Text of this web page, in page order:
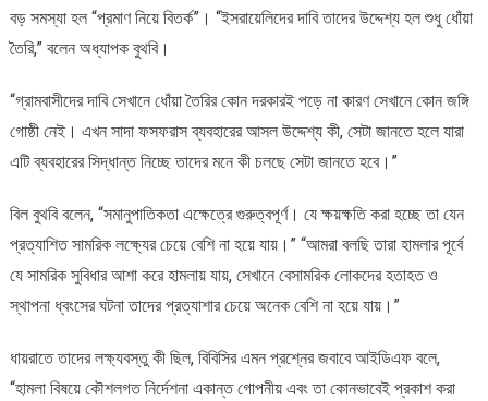
বড় সমস্যা হল “প্রমাণ নিয়ে বিতর্ক”। “ইসরায়েলিদের দাবি তাদের উদ্দেশ্য হল শুধু ধোঁয়া
তৈরি,” বলেন অধ্যাপক বুথবি।
“গ্রামবাসীদের দাবি সেখানে ধোঁয়া তৈরির কোন দরকারই পড়ে না কারণ সেখানে কোন জঙ্গি
গোষ্ঠী নেই। এখন সাদা ফসফরাস ব্যবহারের আসল উদ্দেশ্য কী, সেটা জানতে হলে যারা
এটি ব্যবহারের সিদ্ধান্ত নিচ্ছে তাদের মনে কী চলছে সেটা জানতে হবে।”
বিল বুথবি বলেন, “সমানুপাতিকতা এক্ষেত্রে গুরুত্বপূর্ণ। যে ক্ষয়ক্ষতি করা হচ্ছে তা যেন
প্রত্যাশিত সামরিক লক্ষ্যের চেয়ে বেশি না হয়ে যায়।” “আমরা বলছি তারা হামলার পূর্বে
যে সামরিক সুবিধার আশা করে হামলায় যায়, সেখানে বেসামরিক লোকদের হতাহত ও
স্থাপনা ধ্বংসের ঘটনা তাদের প্রত্যাশার চেয়ে অনেক বেশি না হয়ে যায়।”
ধায়রাতে তাদের লক্ষ্যবস্তু কী ছিল, বিবিসির এমন প্রশ্নের জবাবে আইডিএফ বলে,
“হামলা বিষয়ে কৌশলগত নির্দেশনা একান্ত গোপনীয় এবং তা কোনভাবেই প্রকাশ করা